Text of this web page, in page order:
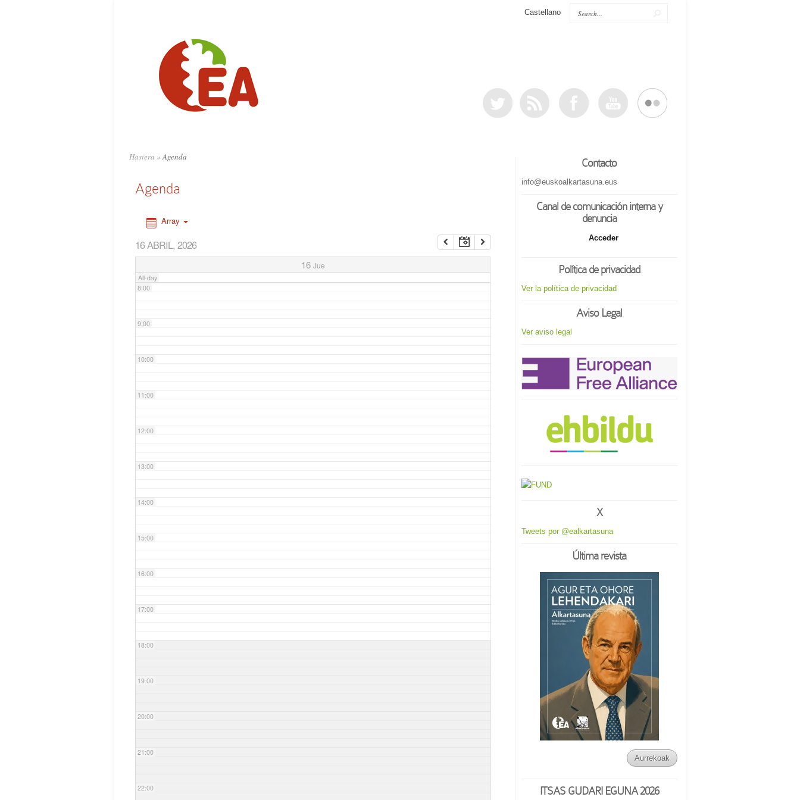
Castellano
Hasiera »Agenda
Agenda
Array
16 ABRIL, 2026
16 Jue
All-day
6:00
8:00
9:00
10:00
11:00
12:00
13:00
14:00
15:00
16:00
17:00
18:00
19:00
20:00
21:00
22:00
Contacto
info@euskoalkartasuna.eus
Canal de comunicación interna y
denuncia
Acceder
Política de privacidad
Ver la política de privacidad
Aviso Legal
Ver aviso legal
X
Tweets por @ealkartasuna
Última revista
Aurrekoak
ITSAS GUDARI EGUNA 2026